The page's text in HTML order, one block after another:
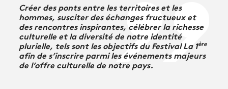
Créer des ponts entre les territoires et les
hommes, susciter des échanges fructueux et
des rencontres inspirantes, célébrer la richesse
culturelle et la diversité de notre identité
plurielle, tels sont les objectifs du Festival La 1ère
afin de s’inscrire parmi les événements majeurs
de l’offre culturelle de notre pays.